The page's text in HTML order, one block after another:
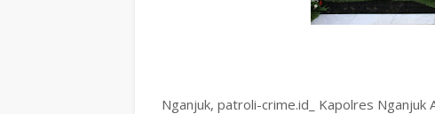
Nganjuk, patroli-crime.id_ Kapolres Nganjuk